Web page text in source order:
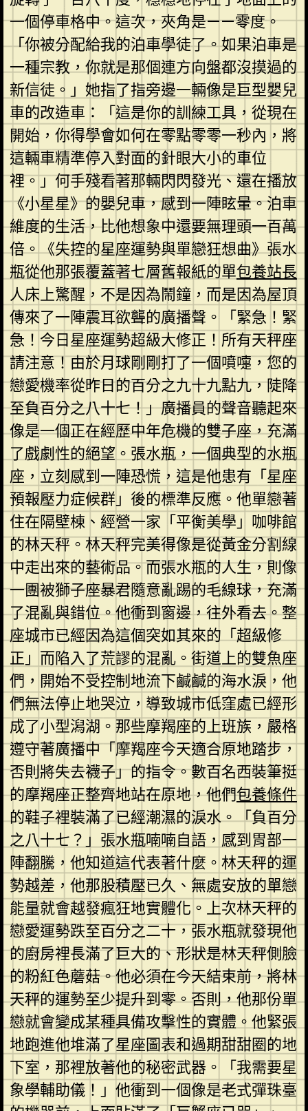
一個停車格中。這次，夾角是——零度。
「你被分配給我的泊車學徒了。如果泊車是
一種宗教，你就是那個連方向盤都沒摸過的
新信徒。」她指了指旁邊一輛像是巨型嬰兒
車的改造車：「這是你的訓練工具，從現在
開始，你得學會如何在零點零零一秒內，將
這輛車精準停入對面的針眼大小的車位
裡。」何手殘看著那輛閃閃發光、還在播放
《小星星》的嬰兒車，感到一陣眩暈。泊車
維度的生活，比他想象中還要無理頭一百萬
倍。《失控的星座運勢與單戀狂想曲》張水
瓶從他那張覆蓋著七層舊報紙的單包養站長
人床上驚醒，不是因為鬧鐘，而是因為屋頂
傳來了一陣震耳欲聾的廣播聲。「緊急！緊
急！今日星座運勢超級大修正！所有天秤座
請注意！由於月球剛剛打了一個噴嚏，您的
戀愛機率從昨日的百分之九十九點九，陡降
至負百分之八十七！」廣播員的聲音聽起來
像是一個正在經歷中年危機的雙子座，充滿
了戲劇性的絕望。張水瓶，一個典型的水瓶
座，立刻感到一陣恐慌，這是他患有「星座
預報壓力症候群」後的標準反應。他單戀著
住在隔壁棟、經營一家「平衡美學」咖啡館
的林天秤。林天秤完美得像是從黃金分割線
中走出來的藝術品。而張水瓶的人生，則像
一團被獅子座暴君隨意亂踢的毛線球，充滿
了混亂與錯位。他衝到窗邊，往外看去。整
座城市已經因為這個突如其來的「超級修
正」而陷入了荒謬的混亂。街道上的雙魚座
們，開始不受控制地流下鹹鹹的海水淚，他
們無法停止地哭泣，導致城市低窪處已經形
成了小型潟湖。那些摩羯座的上班族，嚴格
遵守著廣播中「摩羯座今天適合原地踏步，
否則將失去襪子」的指令。數百名西裝筆挺
的摩羯座正整齊地站在原地，他們包養條件
的鞋子裡裝滿了已經潮濕的淚水。「負百分
之八十七？」張水瓶喃喃自語，感到胃部一
陣翻騰，他知道這代表著什麼。林天秤的運
勢越差，他那股積壓已久、無處安放的單戀
能量就會越發瘋狂地實體化。上次林天秤的
戀愛運勢跌至百分之二十，張水瓶就發現他
的廚房裡長滿了巨大的、形狀是林天秤側臉
的粉紅色蘑菇。他必須在今天結束前，將林
天秤的運勢至少提升到零。否則，他那份單
戀就會變成某種具備攻擊性的實體。他緊張
地跑進他堆滿了星座圖表和過期甜甜圈的地
下室，那裡放著他的秘密武器。「我需要星
象學輔助儀！」他衝到一個像是老式彈珠臺